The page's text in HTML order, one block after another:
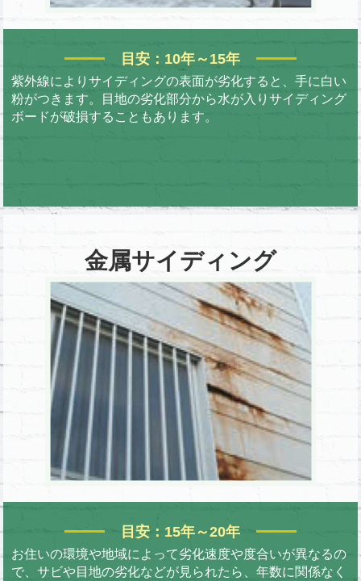
目安：10年～15年
紫外線によりサイディングの表面が劣化すると、手に白い
粉がつきます。目地の劣化部分から水が入りサイディング
ボードが破損することもあります。
金属サイディング
目安：15年～20年
お住いの環境や地域によって劣化速度や度合いが異なるの
で、サビや目地の劣化などが見られたら、年数に関係なく